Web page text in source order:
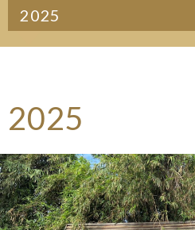
2025
2025